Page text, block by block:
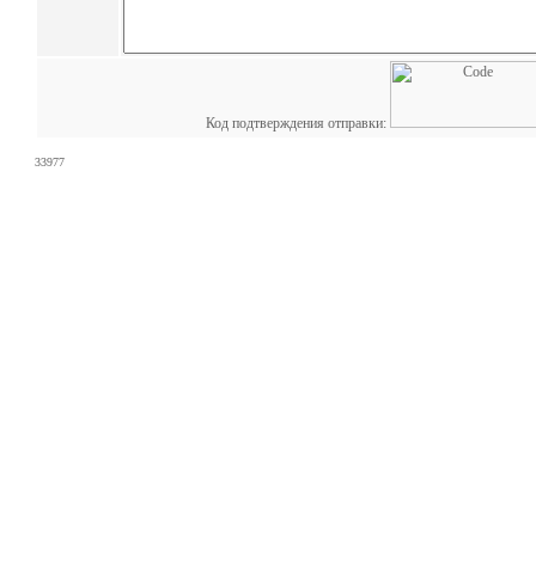
Код подтверждения отправки:
33977